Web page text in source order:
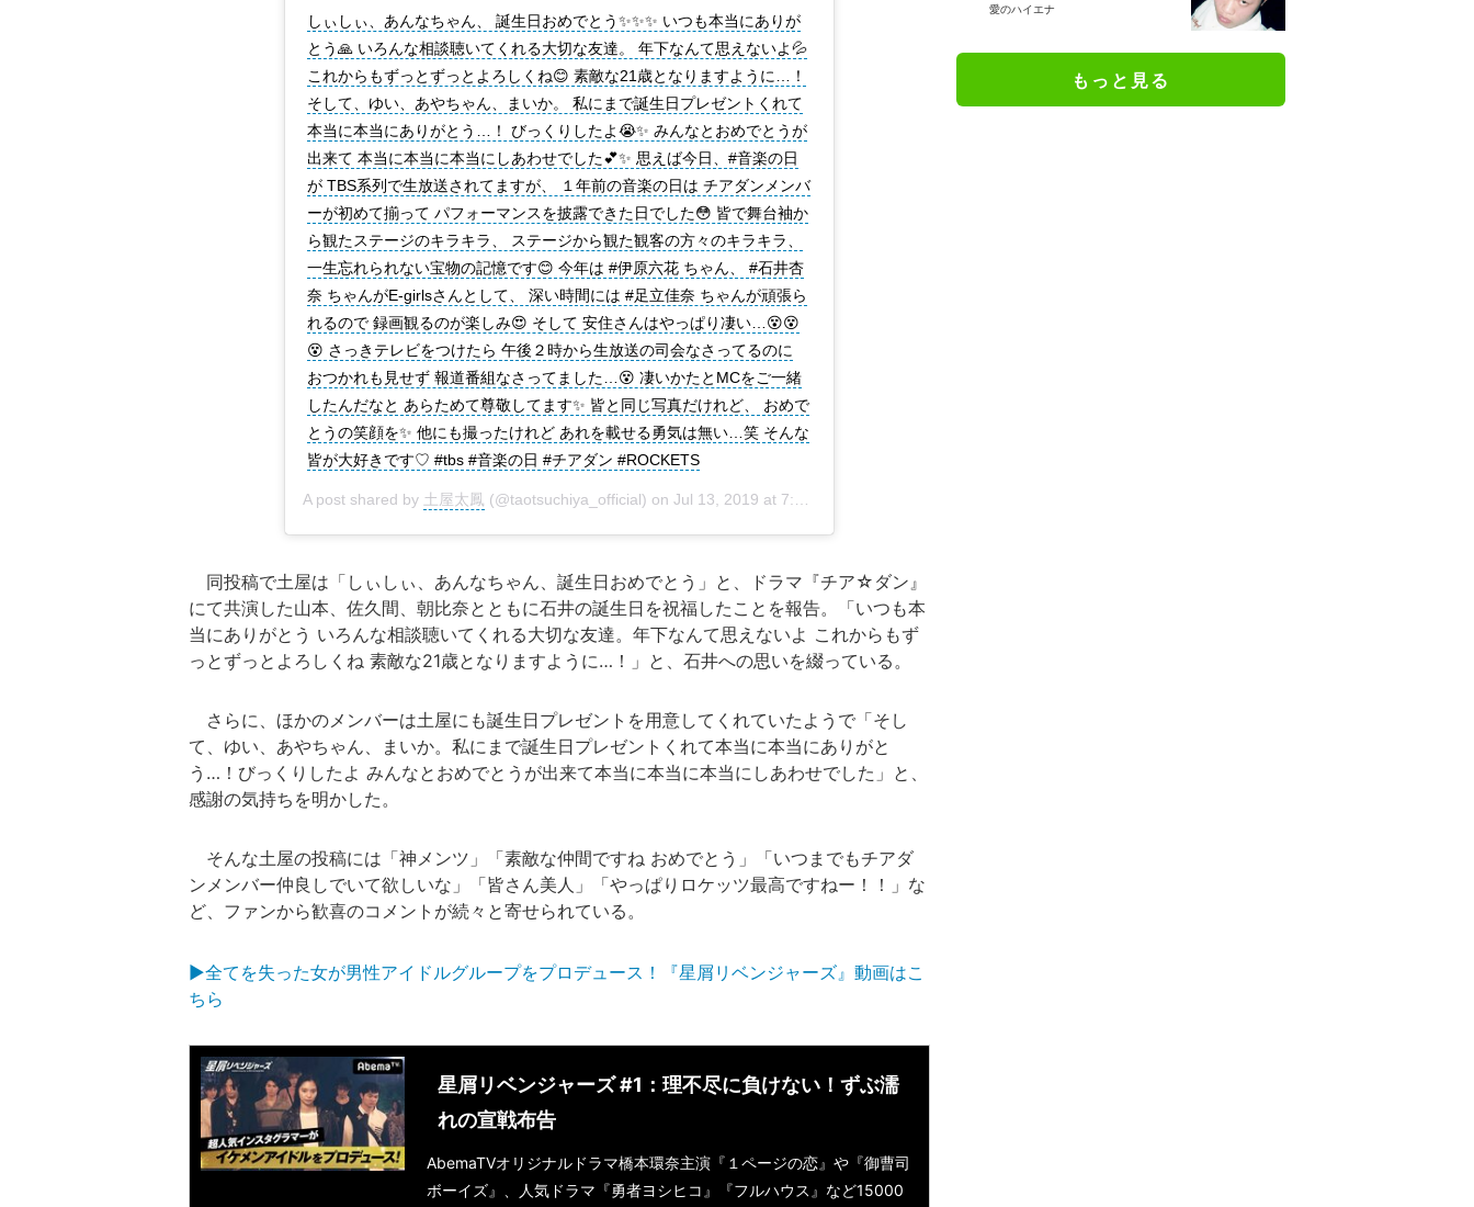
しぃしぃ、あんなちゃん、 誕生日おめでとう✨✨✨ いつも本当にありが
とう🙏 いろんな相談聴いてくれる大切な友達。 年下なんて思えないよ💦
これからもずっとずっとよろしくね😊 素敵な21歳となりますように…！
そして、ゆい、あやちゃん、まいか。 私にまで誕生日プレゼントくれて
本当に本当にありがとう…！ びっくりしたよ😭✨ みんなとおめでとうが
出来て 本当に本当に本当にしあわせでした💕✨ 思えば今日、#音楽の日
が TBS系列で生放送されてますが、 １年前の音楽の日は チアダンメンバ
ーが初めて揃って パフォーマンスを披露できた日でした😳 皆で舞台袖か
ら観たステージのキラキラ、 ステージから観た観客の方々のキラキラ、
一生忘れられない宝物の記憶です😊 今年は #伊原六花 ちゃん、 #石井杏
奈 ちゃんがE-girlsさんとして、 深い時間には #足立佳奈 ちゃんが頑張ら
れるので 録画観るのが楽しみ😍 そして 安住さんはやっぱり凄い…😵😵
😵 さっきテレビをつけたら 午後２時から生放送の司会なさってるのに
おつかれも見せず 報道番組なさってました…😵 凄いかたとMCをご一緒
したんだなと あらためて尊敬してます✨ 皆と同じ写真だけれど、 おめで
とうの笑顔を✨ 他にも撮ったけれど あれを載せる勇気は無い…笑 そんな
皆が大好きです♡ #tbs #音楽の日 #チアダン #ROCKETS
A post shared by 土屋太鳳 (@taotsuchiya_official) on Jul 13, 2019 at 7:57am PDT
同投稿で土屋は「しぃしぃ、あんなちゃん、誕生日おめでとう」と、ドラマ『チア☆ダン』
にて共演した山本、佐久間、朝比奈とともに石井の誕生日を祝福したことを報告。「いつも本
当にありがとう いろんな相談聴いてくれる大切な友達。年下なんて思えないよ これからもず
っとずっとよろしくね 素敵な21歳となりますように…！」と、石井への思いを綴っている。
さらに、ほかのメンバーは土屋にも誕生日プレゼントを用意してくれていたようで「そし
て、ゆい、あやちゃん、まいか。私にまで誕生日プレゼントくれて本当に本当にありがと
う…！びっくりしたよ みんなとおめでとうが出来て本当に本当に本当にしあわせでした」と、
感謝の気持ちを明かした。
そんな土屋の投稿には「神メンツ」「素敵な仲間ですね おめでとう」「いつまでもチアダ
ンメンバー仲良しでいて欲しいな」「皆さん美人」「やっぱりロケッツ最高ですねー！！」な
ど、ファンから歓喜のコメントが続々と寄せられている。
▶全てを失った女が男性アイドルグループをプロデュース！『星屑リベンジャーズ』動画はこ
ちら
星屑リベンジャーズ #1：理不尽に負けない！ずぶ濡
れの宣戦布告
AbemaTVオリジナルドラマ橋本環奈主演『１ページの恋』や『御曹司
ボーイズ』、人気ドラマ『勇者ヨシヒコ』『フルハウス』など15000
愛のハイエナ
もっと見る